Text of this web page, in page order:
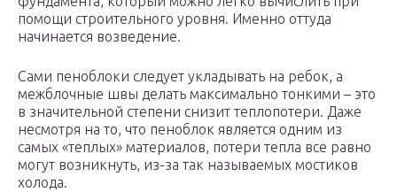
помощи строительного уровня. Именно оттуда
начинается возведение.
Сами пеноблоки следует укладывать на ребок, а
межблочные швы делать максимально тонкими – это
в значительной степени снизит теплопотери. Даже
несмотря на то, что пеноблок является одним из
самых «теплых» материалов, потери тепла все равно
могут возникнуть, из-за так называемых мостиков
холода.